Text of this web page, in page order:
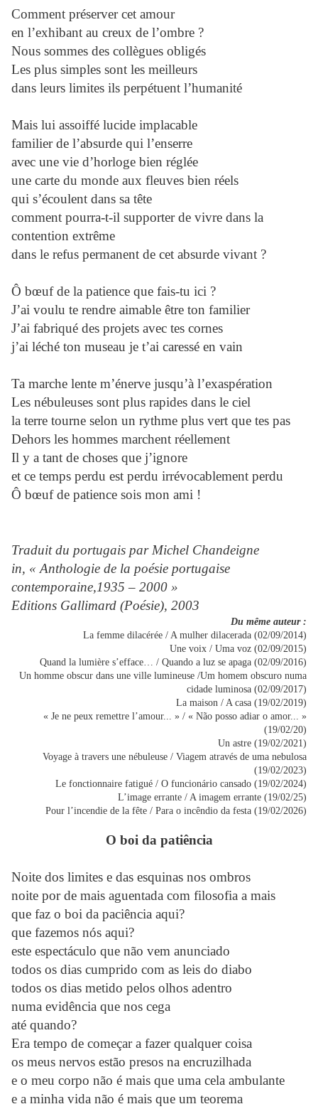
Comment préserver cet amour
en l’exhibant au creux de l’ombre ?
Nous sommes des collègues obligés
Les plus simples sont les meilleurs
dans leurs limites ils perpétuent l’humanité
Mais lui assoiffé lucide implacable
familier de l’absurde qui l’enserre
avec une vie d’horloge bien réglée
une carte du monde aux fleuves bien réels
qui s’écoulent dans sa tête
comment pourra-t-il supporter de vivre dans la
contention extrême
dans le refus permanent de cet absurde vivant ?
Ô bœuf de la patience que fais-tu ici ?
J’ai voulu te rendre aimable être ton familier
J’ai fabriqué des projets avec tes cornes
j’ai léché ton museau je t’ai caressé en vain
Ta marche lente m’énerve jusqu’à l’exaspération
Les nébuleuses sont plus rapides dans le ciel
la terre tourne selon un rythme plus vert que tes pas
Dehors les hommes marchent réellement
Il y a tant de choses que j’ignore
et ce temps perdu est perdu irrévocablement perdu
Ô bœuf de patience sois mon ami !
Traduit du portugais par Michel Chandeigne
in, « Anthologie de la poésie portugaise
contemporaine,1935 – 2000 »
Editions Gallimard (Poésie), 2003
Du même auteur :
La femme dilacérée / A mulher dilacerada (02/09/2014)
Une voix / Uma voz (02/09/2015)
Quand la lumière s’efface… / Quando a luz se apaga (02/09/2016)
Un homme obscur dans une ville lumineuse /Um homem obscuro numa
cidade luminosa (02/09/2017)
La maison / A casa (19/02/2019)
« Je ne peux remettre l’amour... » / « Não posso adiar o amor... »
(19/02/20)
Un astre (19/02/2021)
Voyage à travers une nébuleuse / Viagem através de uma nebulosa
(19/02/2023)
Le fonctionnaire fatigué / O funcionário cansado (19/02/2024)
L’image errante / A imagem errante (19/02/25)
Pour l’incendie de la fête / Para o incêndio da festa (19/02/2026)
O boi da patiência
Noite dos limites e das esquinas nos ombros
noite por de mais aguentada com filosofia a mais
que faz o boi da paciência aqui?
que fazemos nós aqui?
este espectáculo que não vem anunciado
todos os dias cumprido com as leis do diabo
todos os dias metido pelos olhos adentro
numa evidência que nos cega
até quando?
Era tempo de começar a fazer qualquer coisa
os meus nervos estão presos na encruzilhada
e o meu corpo não é mais que uma cela ambulante
e a minha vida não é mais que um teorema